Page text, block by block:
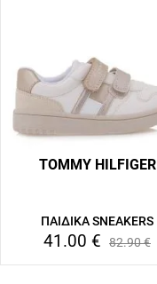
TOMMY HILFIGER
ΠΑΙΔΙΚΑ SNEAKERS
41.00 € 82.90€